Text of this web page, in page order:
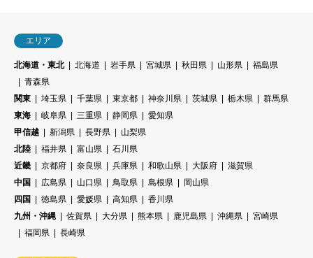
エリア
北海道・東北 北海道 岩手県 宮城県 秋田県 山形県
福島県
青森県
関東
埼玉県 千葉県 東京都 神奈川県 茨城県 栃木県
群馬県
東海
岐阜県 三重県 静岡県
愛知県
甲信越
新潟県 長野県
山梨県
北陸
福井県 富山県
石川県
近畿
京都府 奈良県 兵庫県 和歌山県 大阪府
滋賀県
中国
広島県 山口県 鳥取県 島根県
岡山県
四国
徳島県 愛媛県 高知県
香川県
九州・沖縄
佐賀県 大分県 熊本県 鹿児島県 沖縄県
宮崎県
福岡県
長崎県